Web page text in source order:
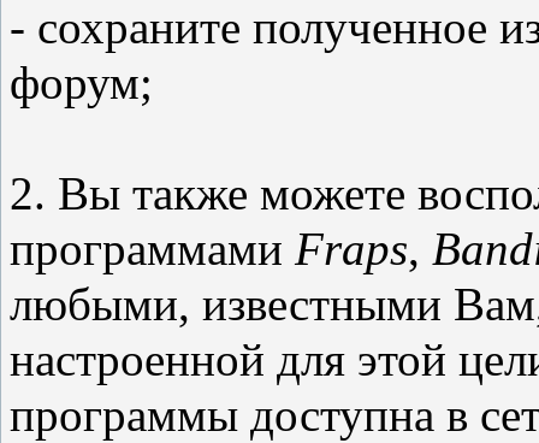
- сохраните полученное
форум;
2. Вы также можете
программамиFraps,
любыми, известными
настроенной для этой
программы доступна в